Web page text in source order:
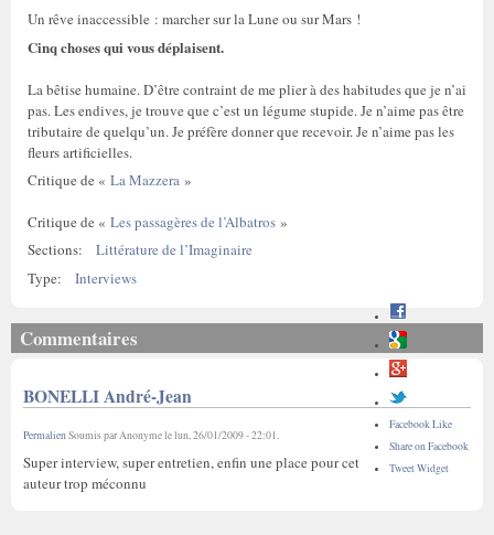
Un rêve inaccessible : marcher sur la Lune ou sur Mars !
Cinq choses qui vous déplaisent.
La bêtise humaine. D’être contraint de me plier à des habitudes que je n’ai
pas. Les endives, je trouve que c’est un légume stupide. Je n’aime pas être
tributaire de quelqu’un. Je préfère donner que recevoir. Je n’aime pas les
fleurs artificielles.
Critique de « La Mazzera »
Critique de « Les passagères de l’Albatros »
Sections:
Littérature de l’Imaginaire
Type:
Interviews
Facebook Like
Share on Facebook
Tweet Widget
Commentaires
BONELLI André-Jean
PermalienSoumis parAnonymelelun, 26/01/2009 - 22:01.
Super interview, super entretien, enfin une place pour cet
auteur trop méconnu